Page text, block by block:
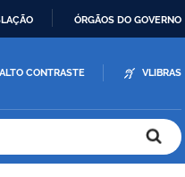
ÓRGÃOS DO GOVERNO
ALTO CONTRASTE VLIBRAS